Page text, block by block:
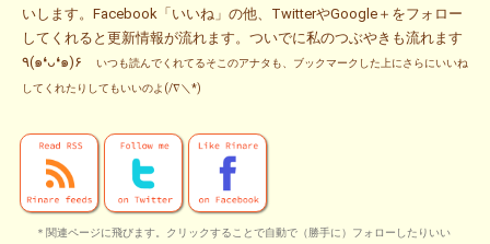
いします。Facebook「いいね」の他、TwitterやGoogle＋をフォロー
してくれると更新情報が流れます。ついでに私のつぶやきも流れます
٩(๑❛ᴗ❛๑)۶
いつも読んでくれてるそこのアナタも、ブックマークした上にさらにいいね
してくれたりしてもいいのよ(/∇＼*)
＊関連ページに飛びます。クリックすることで自動で（勝手に）フォローしたりいい